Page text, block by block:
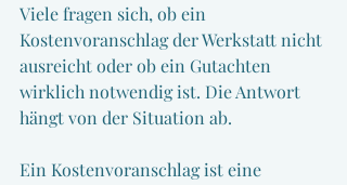
Viele fragen sich, ob ein
Kostenvoranschlag der Werkstatt nicht
ausreicht oder ob ein Gutachten
wirklich notwendig ist. Die Antwort
hängt von der Situation ab.
Ein Kostenvoranschlag ist eine